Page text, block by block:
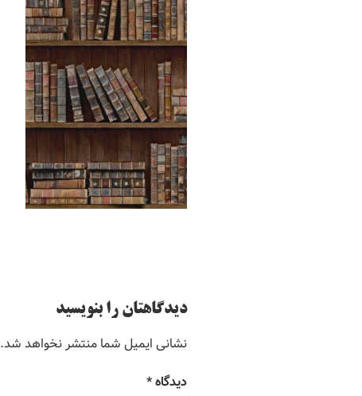
دیدگاهتان را بنویسید
نشانی ایمیل شما منتشر نخواهد شد.
دیدگاه*